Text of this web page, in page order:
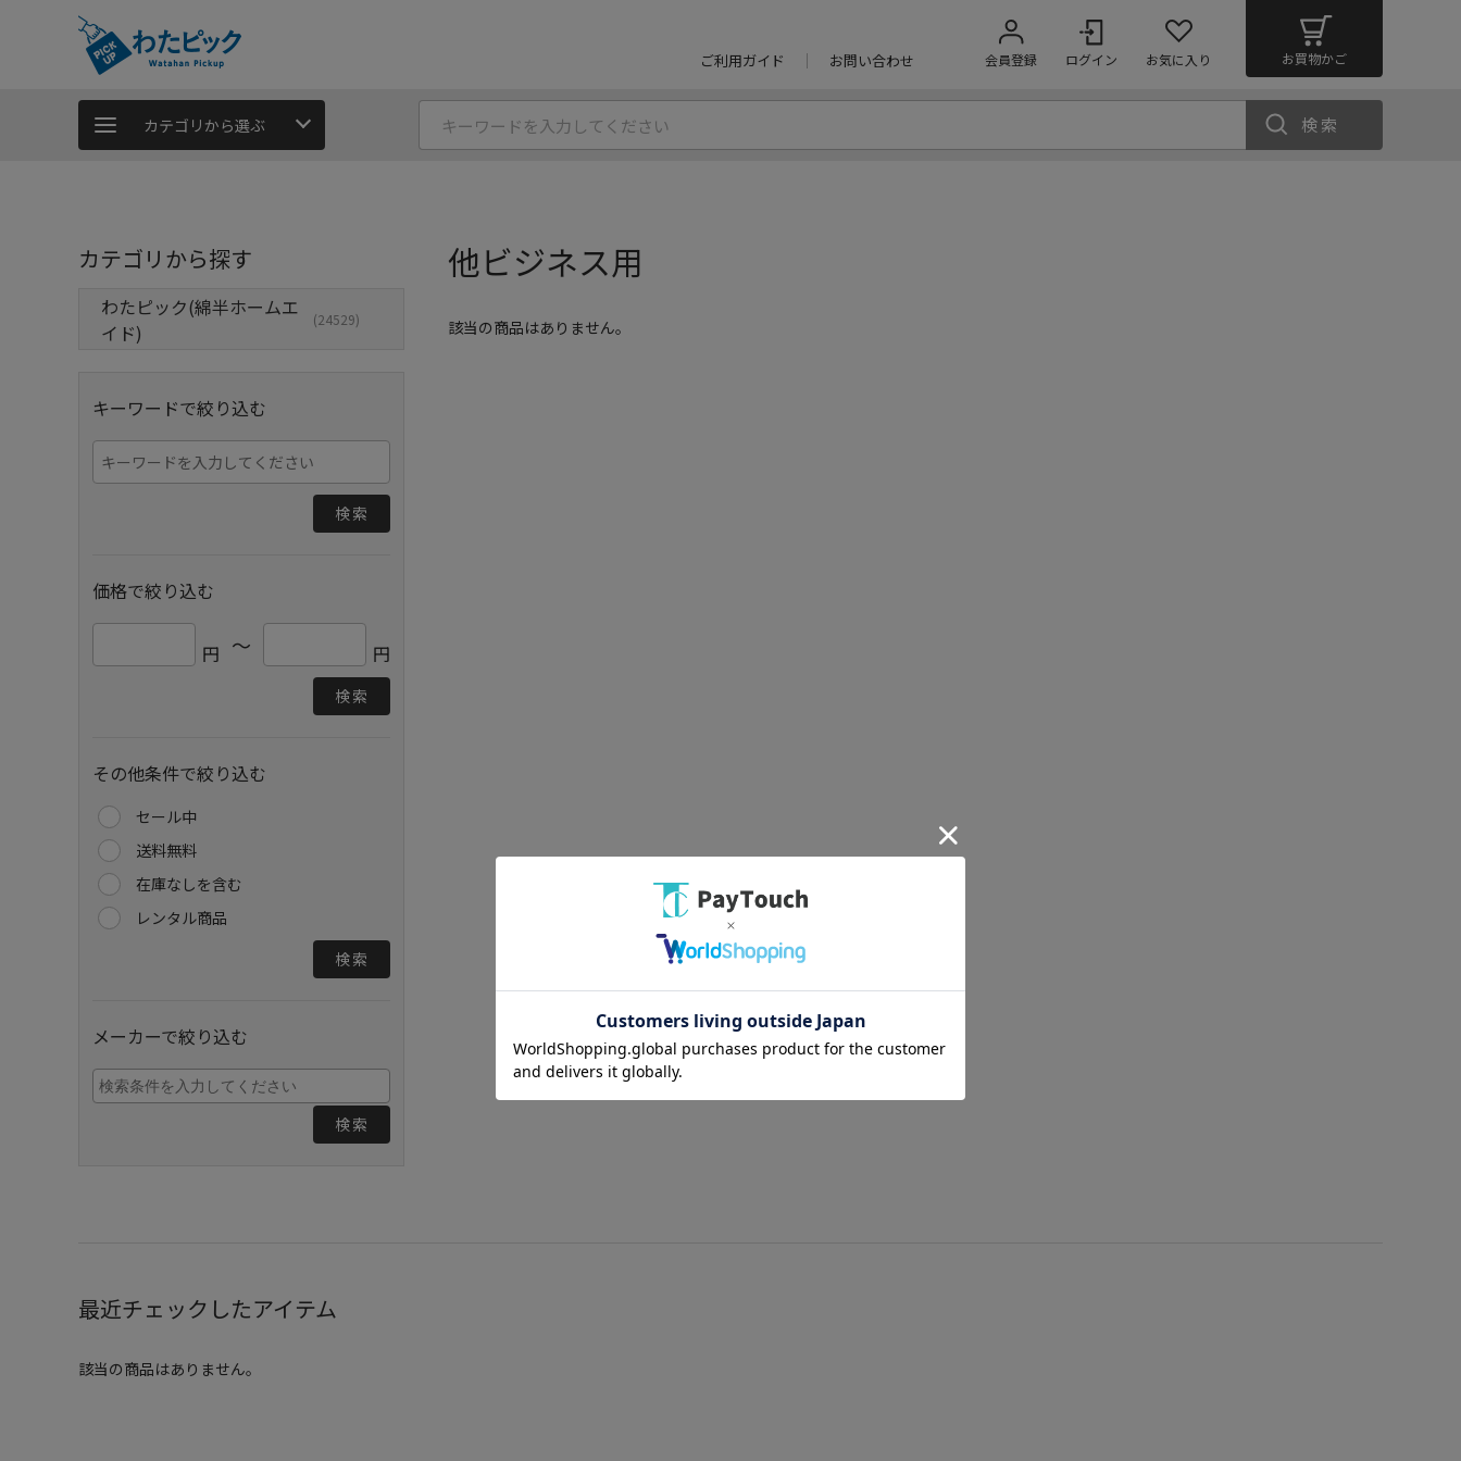
ご利用ガイド お問い合わせ 会員登録 ログイン お気に入り お買物かご
カテゴリから選ぶ 検索
カテゴリから探す
わたピック(綿半ホームエ
イド)
(24529)
キーワードで絞り込む
検索
価格で絞り込む
円 ～ 円
検索
その他条件で絞り込む
セール中
送料無料
在庫なしを含む
レンタル商品
検索
メーカーで絞り込む
検索
他ビジネス用
該当の商品はありません。
最近チェックしたアイテム
該当の商品はありません。